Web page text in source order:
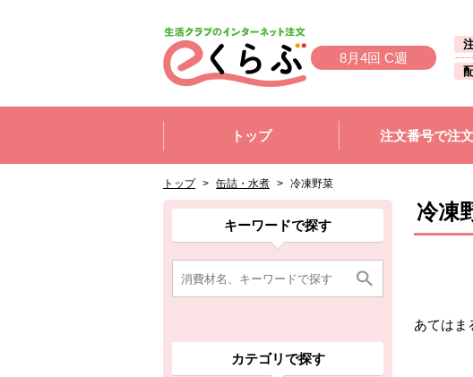
8月4回 C週
トップ
注文番号で注文
トップ > 缶詰・水煮 > 冷凍野菜
ここから消費材検索メニューです。
キーワードで探す
カテゴリで探す
消費材検索メニューここまで。
ここから本文です。
ここから組合員向けメニューです。
組合員向けメニューここまで。
ここから本文です。 冷凍
あてはま